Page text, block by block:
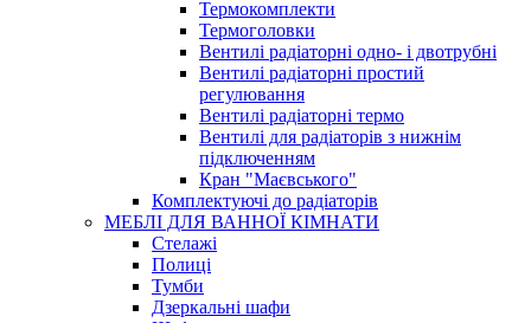
Термокомплекти
Термоголовки
Вентилі радіаторні одно- і двотрубні
Вентилі радіаторні простий
регулювання
Вентилі радіаторні термо
Вентилі для радіаторів з нижнім
підключенням
Кран "Маєвського"
Комплектуючі до радіаторів
МЕБЛІ ДЛЯ ВАННОЇ КІМНАТИ
Стелажі
Полиці
Тумби
Дзеркальні шафи